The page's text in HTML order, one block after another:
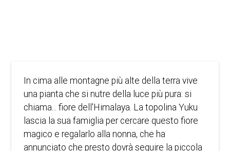
In cima alle montagne più alte della terra vive
una pianta che si nutre della luce più pura: si
chiama... fiore dell'Himalaya. La topolina Yuku
lascia la sua famiglia per cercare questo fiore
magico e regalarlo alla nonna, che ha
annunciato che presto dovrà seguire la piccola